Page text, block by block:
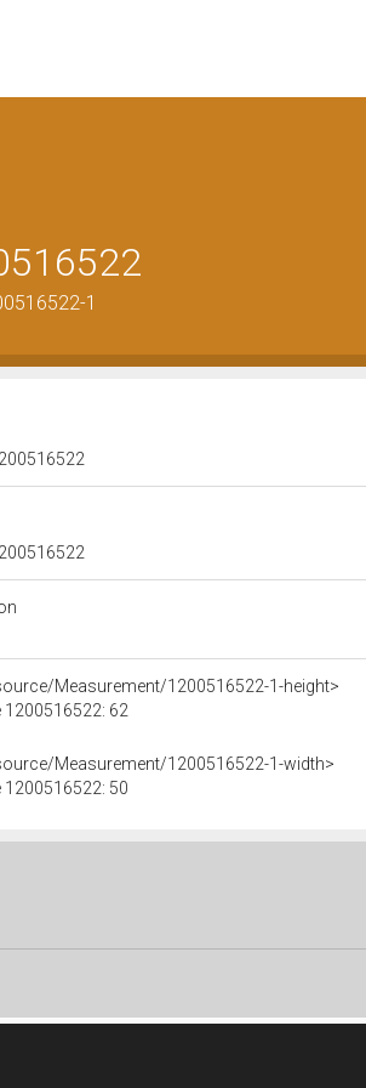
1
Measurement/1200516522-1-height>
1200516522: 62
Measurement/1200516522-1-width>
1200516522: 50